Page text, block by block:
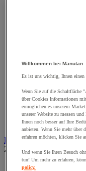
Stifte und Dübel
Tür-, Fenster- und
Unterlegscheiben
Verbindungsstück,
Vibrationsschutz
Zubehör für
Beleuchtung
Zur gesamten
Willkommen bei Manutan
Es ist uns wichtig, Ihnen einen
Wenn Sie auf die Schaltfläche
über Cookies Informationen
ermöglichen es unserem
unserer Website zu messen
Ihnen noch besser auf Ihre
anbieten. Wenn Sie mehr über
erfahren möchten, klicken Sie
Und wenn Sie Ihren Besuch
tun! Um mehr zu erfahren,
policy.